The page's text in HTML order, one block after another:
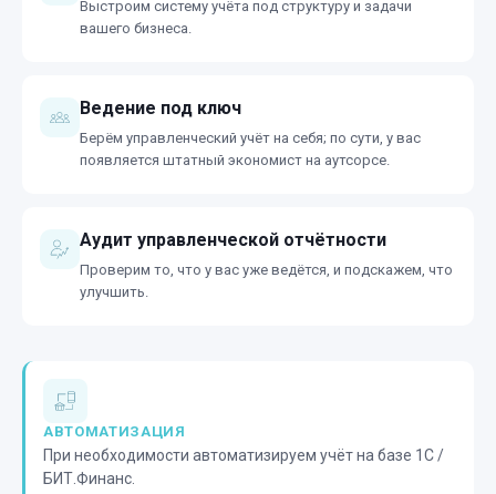
Выстроим систему учёта под структуру и задачи
вашего бизнеса.
Ведение под ключ
Берём управленческий учёт на себя; по сути, у вас
появляется штатный экономист на аутсорсе.
Аудит управленческой отчётности
Проверим то, что у вас уже ведётся, и подскажем, что
улучшить.
АВТОМАТИЗАЦИЯ
При необходимости автоматизируем учёт на базе 1С /
БИТ.Финанс.